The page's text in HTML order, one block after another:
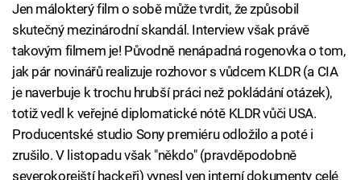
Jen málokterý film o sobě může tvrdit, že způsobil
skutečný mezinárodní skandál. Interview však právě
takovým filmem je! Původně nenápadná rogenovka o tom,
jak pár novinářů realizuje rozhovor s vůdcem KLDR (a CIA
je naverbuje k trochu hrubší práci než pokládání otázek),
totiž vedl k veřejné diplomatické nótě KLDR vůči USA.
Producentské studio Sony premiéru odložilo a poté i
zrušilo. V listopadu však "někdo" (pravděpodobně
severokorejští hackeři) vynesl ven interní dokumenty celé